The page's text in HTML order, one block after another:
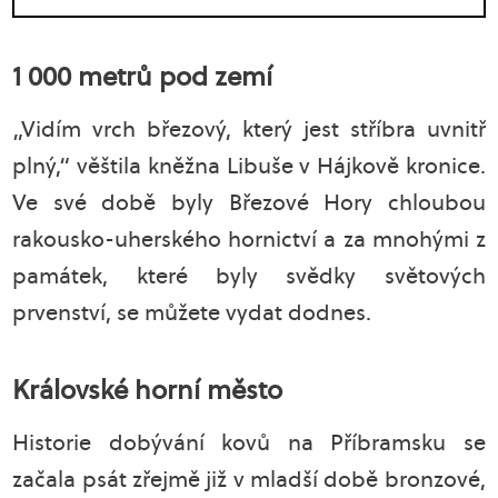
1 000 metrů pod zemí
„Vidím vrch březový, který jest stříbra uvnitř
plný,“ věštila kněžna Libuše v Hájkově kronice.
Ve své době byly Březové Hory chloubou
rakousko-uherského hornictví a za mnohými z
památek, které byly svědky světových
prvenství, se můžete vydat dodnes.
Královské horní město
Historie dobývání kovů na Příbramsku se
začala psát zřejmě již v mladší době bronzové,